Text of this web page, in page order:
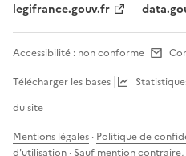
legifrance.gouv.fr
Accessibilité : non conforme
Télécharger les bases
du site
Mentions légales · Politique de
d'utilisation · Sauf mention